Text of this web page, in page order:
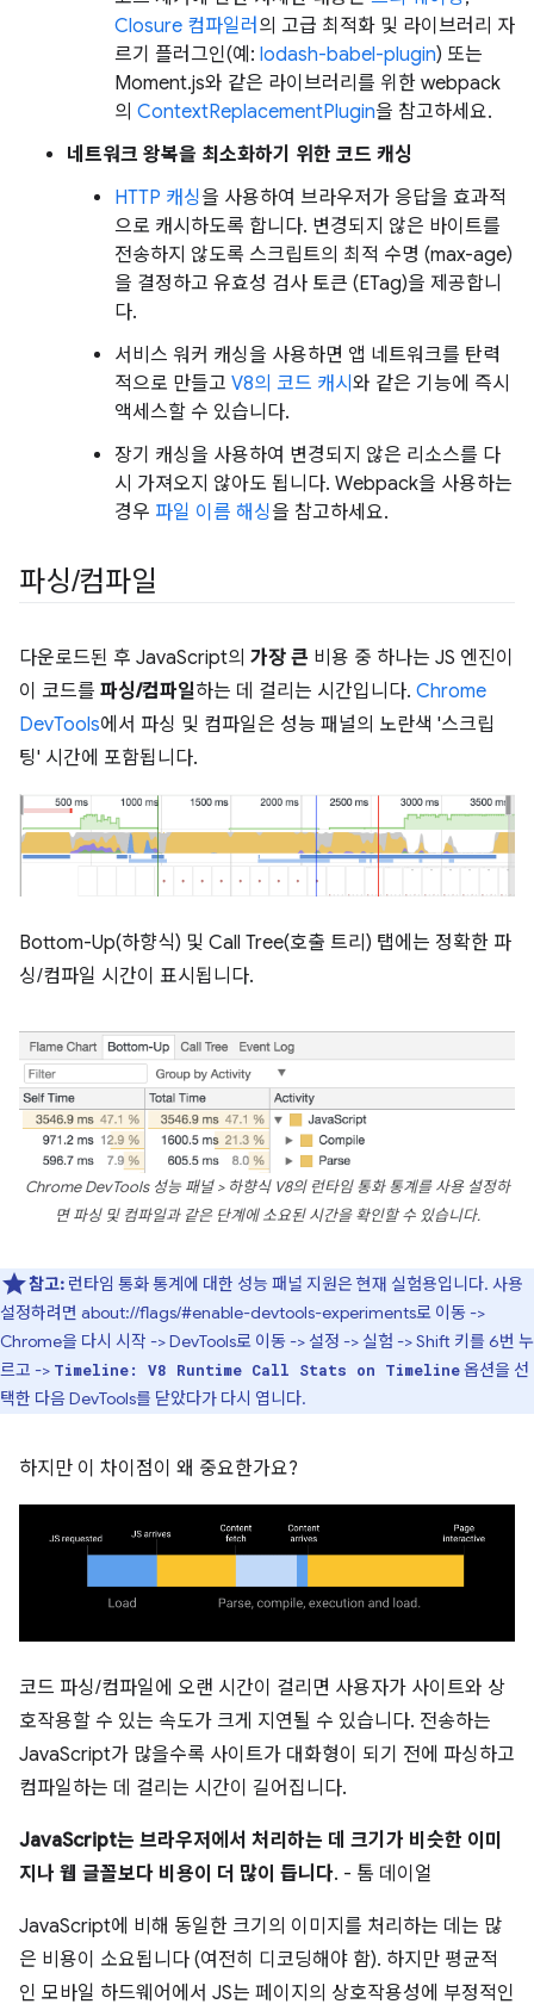
Closure 컴파일러 의 고급 최적화 및 라이브러리 자
르기 플러그인(예: lodash-babel-plugin) 또는
Moment.js와 같은 라이브러리를 위한 webpack
의 ContextReplacementPlugin을 참고하세요.
네트워크 왕복을 최소화하기 위한 코드 캐싱
HTTP 캐싱을 사용하여 브라우저가 응답을 효과적
으로 캐시하도록 합니다. 변경되지 않은 바이트를
전송하지 않도록 스크립트의 최적 수명 (max-age)
을 결정하고 유효성 검사 토큰 (ETag)을 제공합니
다.
서비스 워커 캐싱을 사용하면 앱 네트워크를 탄력
적으로 만들고 V8의 코드 캐시 와 같은 기능에 즉시
액세스할 수 있습니다.
장기 캐싱을 사용하여 변경되지 않은 리소스를 다
시 가져오지 않아도 됩니다. Webpack을 사용하는
경우 파일 이름 해싱을 참고하세요.
파싱/컴파일
다운로드된 후 JavaScript의 가장 큰 비용 중 하나는 JS 엔진이
이 코드를 파싱/컴파일하는 데 걸리는 시간입니다. Chrome
DevTools에서 파싱 및 컴파일은 성능 패널의 노란색 '스크립
팅' 시간에 포함됩니다.
Bottom-Up(하향식) 및 Call Tree(호출 트리) 탭에는 정확한 파
싱/컴파일 시간이 표시됩니다.
Chrome DevTools 성능 패널 > 하향식 V8의 런타임 통화 통계를 사용 설정하
면 파싱 및 컴파일과 같은 단계에 소요된 시간을 확인할 수 있습니다.
참고: 런타임 통화 통계에 대한 성능 패널 지원은 현재 실험용입니다. 사용
설정하려면 about://flags/#enable-devtools-experiments로 이동 ->
Chrome을 다시 시작 -> DevTools로 이동 -> 설정 -> 실험 -> Shift 키를 6번 누
르고 -> Timeline: V8 Runtime Call Stats on Timeline옵션을 선
택한 다음 DevTools를 닫았다가 다시 엽니다.
하지만 이 차이점이 왜 중요한가요?
코드 파싱/컴파일에 오랜 시간이 걸리면 사용자가 사이트와 상
호작용할 수 있는 속도가 크게 지연될 수 있습니다. 전송하는
JavaScript가 많을수록 사이트가 대화형이 되기 전에 파싱하고
컴파일하는 데 걸리는 시간이 길어집니다.
JavaScript는 브라우저에서 처리하는 데 크기가 비슷한 이미
지나 웹 글꼴보다 비용이 더 많이 듭니다. - 톰 데이얼
JavaScript에 비해 동일한 크기의 이미지를 처리하는 데는 많
은 비용이 소요됩니다 (여전히 디코딩해야 함). 하지만 평균적
인 모바일 하드웨어에서 JS는 페이지의 상호작용성에 부정적인